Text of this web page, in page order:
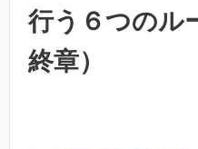
行う６つのル
終章）